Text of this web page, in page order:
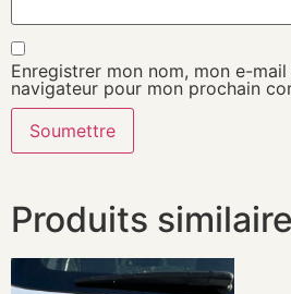
Enregistrer mon nom, mon e-
navigateur pour mon prochain
Produits